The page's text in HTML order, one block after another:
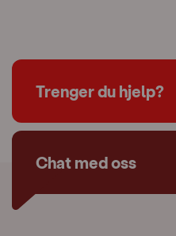
Trenger du hjelp?
Chat med oss